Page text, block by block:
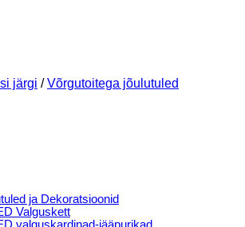
ja Dekoratsioonid
Valguskett
järgi / Võrgutoitega jõulutuled